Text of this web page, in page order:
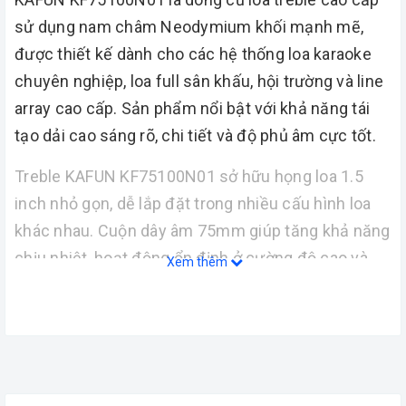
sử dụng nam châm Neodymium khối mạnh mẽ,
được thiết kế dành cho các hệ thống loa karaoke
chuyên nghiệp, loa full sân khấu, hội trường và line
array cao cấp. Sản phẩm nổi bật với khả năng tái
tạo dải cao sáng rõ, chi tiết và độ phủ âm cực tốt.
Treble KAFUN KF75100N01 sở hữu họng loa 1.5
inch nhỏ gọn, dễ lắp đặt trong nhiều cấu hình loa
khác nhau. Cuộn dây âm 75mm giúp tăng khả năng
chịu nhiệt, hoạt động ổn định ở cường độ cao và
Xem thêm